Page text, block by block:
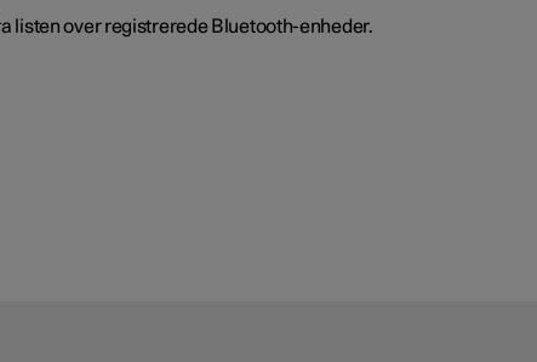
listen over registrerede Bluetooth-enheder.